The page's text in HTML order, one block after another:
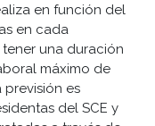
en función del
en cada
una duración
máximo de
previsión es
del SCE y